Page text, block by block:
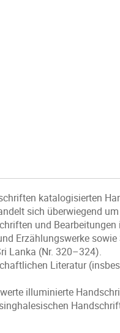
katalogisierten
sich überwiegend
und
Erzählungswerke
Lanka (Nr. 320–324).
Literatur
illuminierte